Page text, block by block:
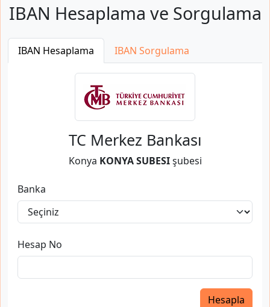
IBAN Hesaplama ve Sorgulama
IBAN Hesaplama IBAN Sorgulama
TC Merkez Bankası
Konya KONYA SUBESIşubesi
Banka
Hesap No
Hesapla